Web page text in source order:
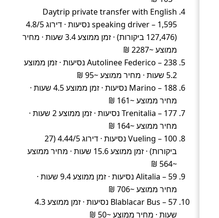
Daytrip private transfer with English
speaking driver – 1,595 נסיעות · דירוג 4.8/5
(127,476 ביקורות) · זמן ממוצע 3.4 שעות · מחיר
ממוצע ~2287 ₪
Autolinee Federico – 238 נסיעות · זמן ממוצע
5.2 שעות · מחיר ממוצע ~95 ₪
Marino – 188 נסיעות · זמן ממוצע 4.5 שעות ·
מחיר ממוצע ~161 ₪
Trenitalia – 177 נסיעות · זמן ממוצע 2 שעות ·
מחיר ממוצע ~164 ₪
Vueling – 100 נסיעות · דירוג 4.44/5 (27
ביקורות) · זמן ממוצע 15.6 שעות · מחיר ממוצע
~564 ₪
Alitalia – 59 נסיעות · זמן ממוצע 9.4 שעות ·
מחיר ממוצע ~706 ₪
Blablacar Bus – 57 נסיעות · זמן ממוצע 4.3
שעות · מחיר ממוצע ~50 ₪